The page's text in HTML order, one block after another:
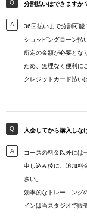
分割払いはできますか
36回払いまで分割可能
ショッピングローン払
所定の金額が必要とな
ため、無理なく便利に
クレジットカード払い
入会してから購入しな
コースの料金以外には
申し込み後に、追加料
さい。
効率的なトレーニング
インは当スタジオで販